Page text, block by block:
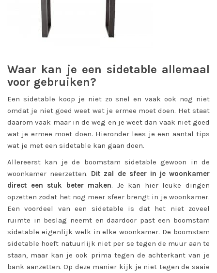
Waar kan je een sidetable allemaal
voor gebruiken?
Een sidetable koop je niet zo snel en vaak ook nog niet
omdat je niet goed weet wat je ermee moet doen. Het staat
daarom vaak maar in de weg en je weet dan vaak niet goed
wat je ermee moet doen. Hieronder lees je een aantal tips
wat je met een sidetable kan gaan doen.
Allereerst kan je de boomstam sidetable gewoon in de
woonkamer neerzetten. Dit zal de sfeer in je woonkamer
direct een stuk beter maken. Je kan hier leuke dingen
opzetten zodat het nog meer sfeer brengt in je woonkamer.
Een voordeel van een sidetable is dat het niet zoveel
ruimte in beslag neemt en daardoor past een boomstam
sidetable eigenlijk welk in elke woonkamer. De boomstam
sidetable hoeft natuurlijk niet per se tegen de muur aan te
staan, maar kan je ook prima tegen de achterkant van je
bank aanzetten. Op deze manier kijk je niet tegen de saaie